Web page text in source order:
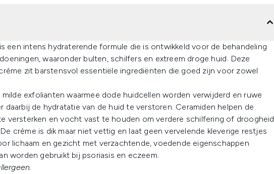
is een intens hydraterende formule die is ontwikkeld voor de behandeling
waaronder bulten, schilfers en extreem droge huid. Deze
zit barstensvol essentiële ingrediënten die goed zijn voor zowel
exfolianten waarmee dode huidcellen worden verwijderd en ruwe
daarbij de hydratatie van de huid te verstoren. Ceramiden helpen de
versterken en vocht vast te houden om verdere schilfering of droogheid
crème is dik maar niet vettig en laat geen vervelende kleverige restjes
lichaam en gezicht met verzachtende, voedende eigenschappen
worden gebruikt bij psoriasis en eczeem.